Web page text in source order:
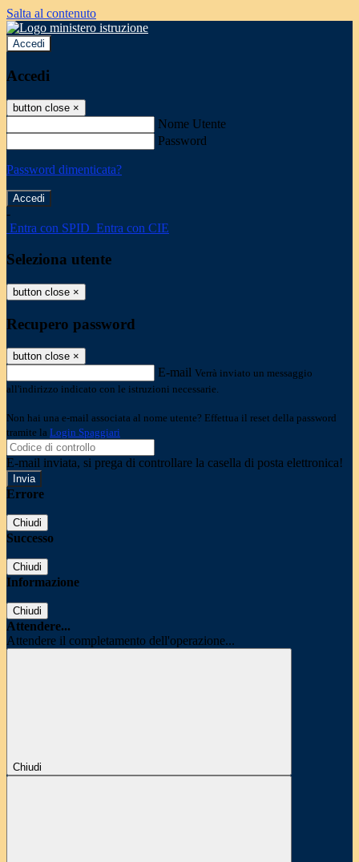
Salta al contenuto
Accedi
Accedi
button close ×
Nome Utente
Password
Password dimenticata?
-
Entra con SPID Entra con CIE
Seleziona utente
button close ×
Recupero password
button close ×
E-mail Verrà inviato un messaggio
all'indirizzo indicato con le istruzioni necessarie.
Non hai una e-mail associata al nome utente? Effettua il reset della password
tramite la Login Spaggiari
E-mail inviata, si prega di controllare la casella di posta elettronica!
Errore
Chiudi
Successo
Chiudi
Informazione
Chiudi
Attendere...
Attendere il completamento dell'operazione...
Chiudi